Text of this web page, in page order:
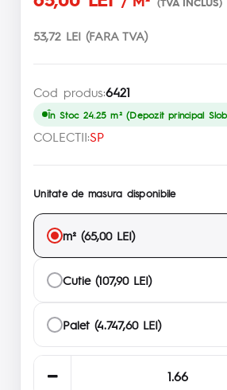
53,72 LEI (FARA TVA)
Cod produs:6421
În Stoc 24.25 m² (Depozit principal
COLECTII:SP
Unitate de masura disponibile
m² (65,00 LEI)
Cutie (107,90 LEI)
Palet (4.747,60 LEI)